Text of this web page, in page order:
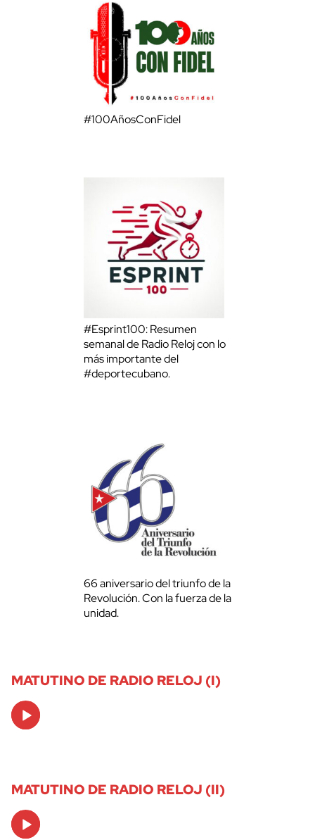
#100AñosConFidel
#Esprint100: Resumen
semanal de Radio Reloj con lo
más importante del
#deportecubano.
66 aniversario del triunfo de la
Revolución. Con la fuerza de la
unidad.
MATUTINO DE RADIO RELOJ (I)
Audio
Player
MATUTINO DE RADIO RELOJ (II)
Audio
Player